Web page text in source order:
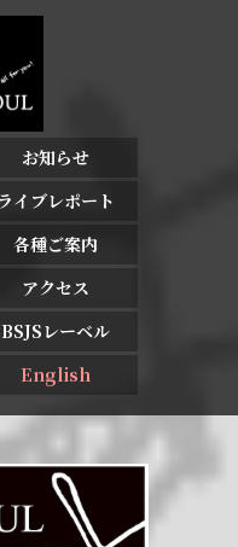
お知らせ
ライブレポート
各種ご案内
アクセス
BSJSレーベル
English